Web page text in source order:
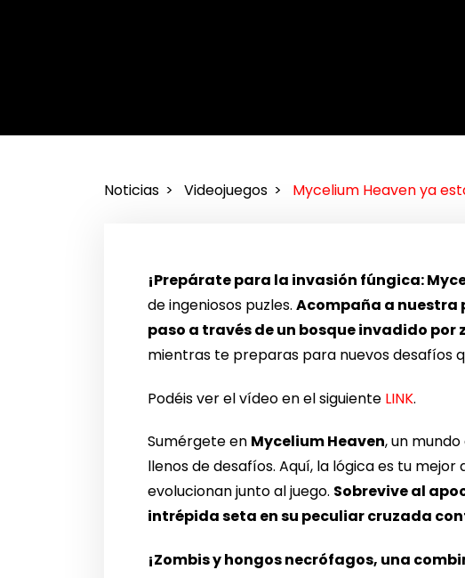
Noticias Videojuegos Mycelium Heaven ya
¡Prepárate para la invasión fúngica:
de ingeniosos puzles.Acompaña a nuestra
paso a través de un bosque invadido por
mientras te preparas para nuevos desafíos
Podéis ver el vídeo en el siguiente LINK.
Sumérgete en Mycelium Heaven, un
llenos de desafíos. Aquí, la lógica es tu
evolucionan junto al juego. Sobrevive al
intrépida seta en su peculiar cruzada
¡Zombis y hongos necrófagos, una